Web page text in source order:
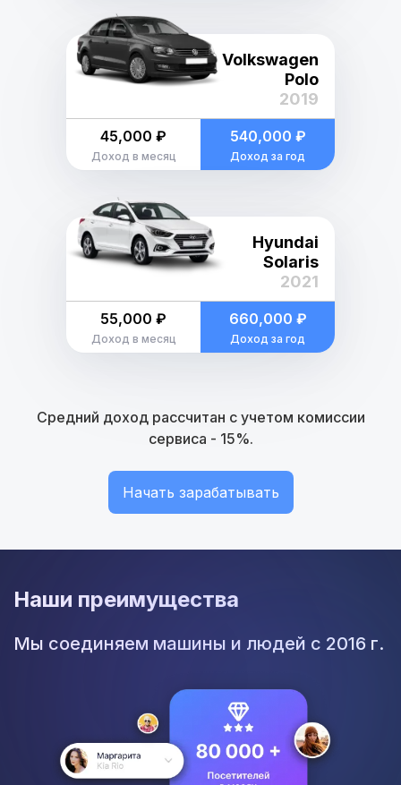
Volkswagen
Polo
2019
45,000 ₽
Доход в месяц
540,000 ₽
Доход за год
Hyundai
Solaris
2021
55,000 ₽
Доход в месяц
660,000 ₽
Доход за год
Средний доход рассчитан с учетом комиссии
сервиса - 15%.
Начать зарабатывать
Наши преимущества
Мы соединяем машины и людей с 2016 г.